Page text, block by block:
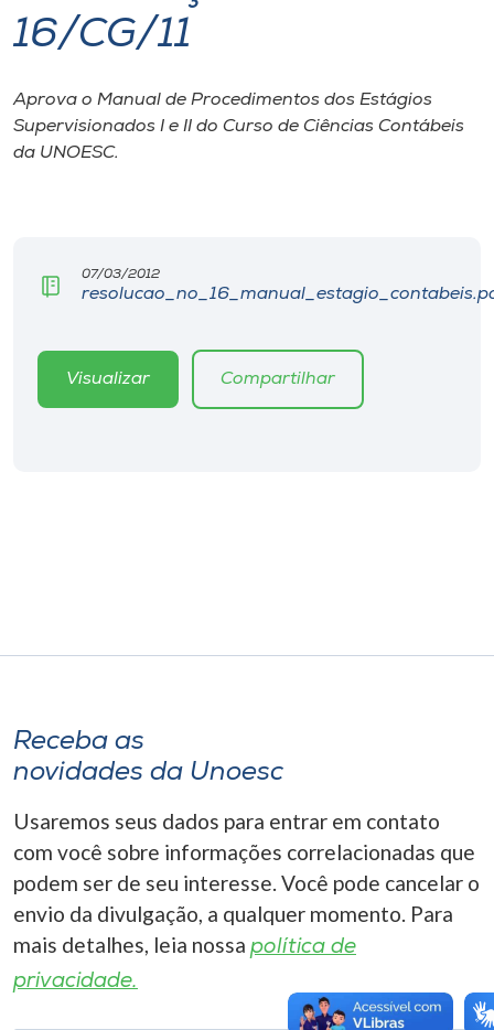
I.nova
Diplomados
Editora
A+
16/CG/11
Aprova o Manual de Procedimentos dos Estágios
Supervisionados I e II do Curso de Ciências Contábeis
da UNOESC.
07/03/2012
Visualizar Compartilhar
Receba as
novidades da Unoesc
Usaremos seus dados para entrar em contato
com você sobre informações correlacionadas que
podem ser de seu interesse. Você pode cancelar o
envio da divulgação, a qualquer momento. Para
mais detalhes, leia nossa política de
privacidade.